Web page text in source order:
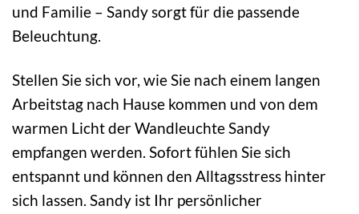
und Familie – Sandy sorgt für die passende
Beleuchtung.
Stellen Sie sich vor, wie Sie nach einem langen
Arbeitstag nach Hause kommen und von dem
warmen Licht der Wandleuchte Sandy
empfangen werden. Sofort fühlen Sie sich
entspannt und können den Alltagsstress hinter
sich lassen. Sandy ist Ihr persönlicher